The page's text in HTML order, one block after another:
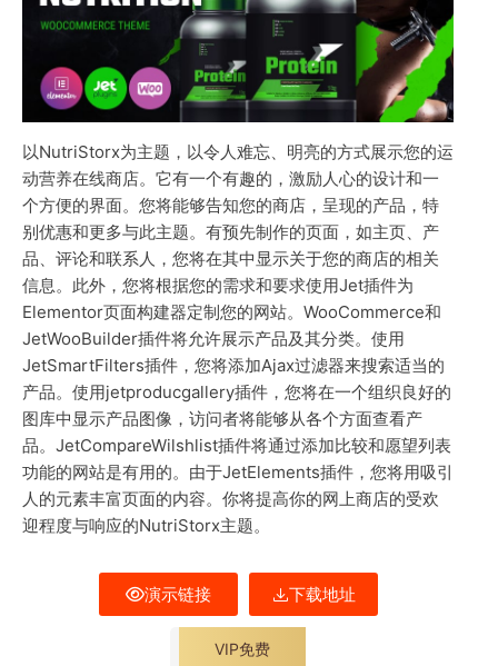
以NutriStorx为主题，以令人难忘、明亮的方式展示您的运
动营养在线商店。它有一个有趣的，激励人心的设计和一
个方便的界面。您将能够告知您的商店，呈现的产品，特
别优惠和更多与此主题。有预先制作的页面，如主页、产
品、评论和联系人，您将在其中显示关于您的商店的相关
信息。此外，您将根据您的需求和要求使用Jet插件为
Elementor页面构建器定制您的网站。WooCommerce和
JetWooBuilder插件将允许展示产品及其分类。使用
JetSmartFilters插件，您将添加Ajax过滤器来搜索适当的
产品。使用jetproducgallery插件，您将在一个组织良好的
图库中显示产品图像，访问者将能够从各个方面查看产
品。JetCompareWilshlist插件将通过添加比较和愿望列表
功能的网站是有用的。由于JetElements插件，您将用吸引
人的元素丰富页面的内容。你将提高你的网上商店的受欢
迎程度与响应的NutriStorx主题。
演示链接 下载地址
VIP免费